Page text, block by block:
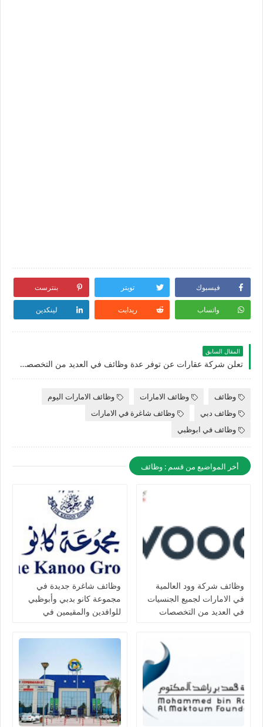
فيسبوك تويتر بنترست
واتساب ريدايت لينكدين
المقال السابق
تعلن شركة عقارات عن توفر عدة وظائف في العديد من التخصصات للجنسيين برواتب تبدا 10,000 درهم شهريا
وظائف وظائف الامارات
وظائف الامارات اليوم
وظائف دبي
وظائف شاغرة في الامارات
وظائف في ابوظبي
أخر المواضيع من قسم : وظائف
وظائف شركة وود العالمية
في الامارات لجميع الجنسيات
في العديد من التخصصات
وظائف شاغرة جديدة في
مجموعة كانو بدبي وأبوظبي
للوافدين والمقيمين في